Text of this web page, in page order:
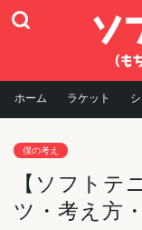
ホーム ラケット
僕の考え
【ソフトテ
ツ・考え方